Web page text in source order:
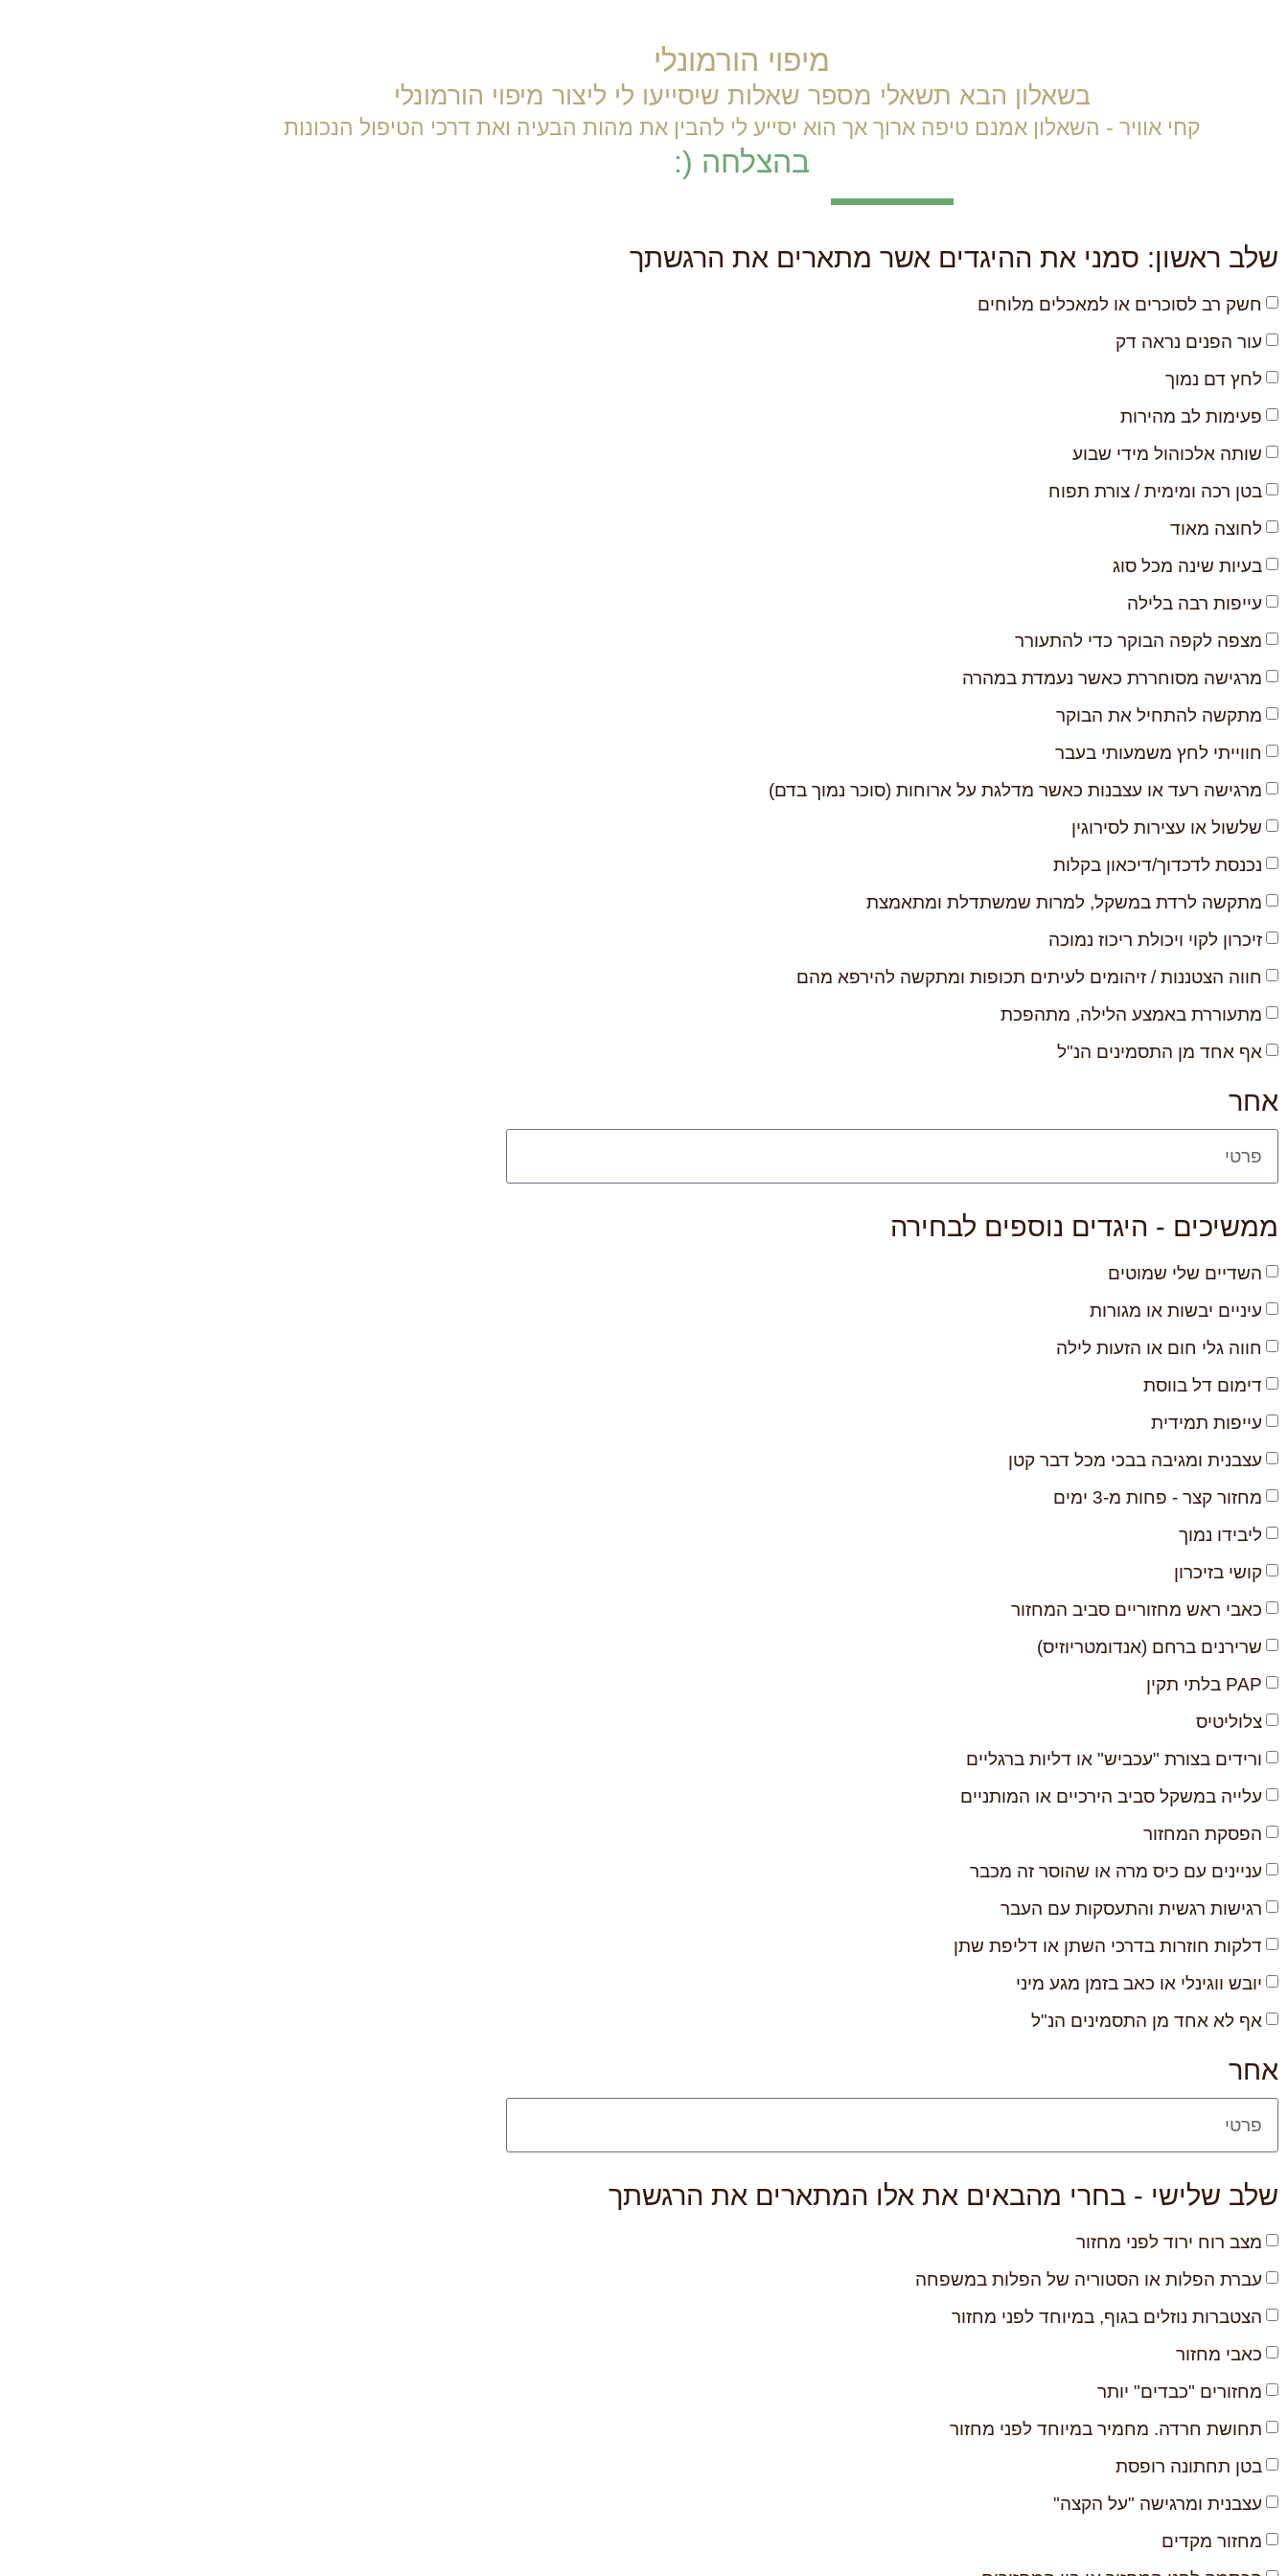
מיפוי הורמונלי
בשאלון הבא תשאלי מספר שאלות שיסייעו לי ליצור מיפוי הורמונלי
קחי אוויר - השאלון אמנם טיפה ארוך אך הוא יסייע לי להבין את מהות הבעיה ואת דרכי הטיפול הנכונות
בהצלחה (:
שלב ראשון: סמני את ההיגדים אשר מתארים את הרגשתך
חשק רב לסוכרים או למאכלים מלוחים
עור הפנים נראה דק
לחץ דם נמוך
פעימות לב מהירות
שותה אלכוהול מידי שבוע
בטן רכה ומימית / צורת תפוח
לחוצה מאוד
בעיות שינה מכל סוג
עייפות רבה בלילה
מצפה לקפה הבוקר כדי להתעורר
מרגישה מסוחררת כאשר נעמדת במהרה
מתקשה להתחיל את הבוקר
חווייתי לחץ משמעותי בעבר
מרגישה רעד או עצבנות כאשר מדלגת על ארוחות (סוכר נמוך בדם)
שלשול או עצירות לסירוגין
נכנסת לדכדוך/דיכאון בקלות
מתקשה לרדת במשקל, למרות שמשתדלת ומתאמצת
זיכרון לקוי ויכולת ריכוז נמוכה
חווה הצטננות / זיהומים לעיתים תכופות ומתקשה להירפא מהם
מתעוררת באמצע הלילה, מתהפכת
אף אחד מן התסמינים הנ"ל
אחר
ממשיכים - היגדים נוספים לבחירה
השדיים שלי שמוטים
עיניים יבשות או מגורות
חווה גלי חום או הזעות לילה
דימום דל בווסת
עייפות תמידית
עצבנית ומגיבה בבכי מכל דבר קטן
מחזור קצר - פחות מ-3 ימים
ליבידו נמוך
קושי בזיכרון
כאבי ראש מחזוריים סביב המחזור
שרירנים ברחם (אנדומטריוזיס)
PAP בלתי תקין
צלוליטיס
ורידים בצורת "עכביש" או דליות ברגליים
עלייה במשקל סביב הירכיים או המותניים
הפסקת המחזור
עניינים עם כיס מרה או שהוסר זה מכבר
רגישות רגשית והתעסקות עם העבר
דלקות חוזרות בדרכי השתן או דליפת שתן
יובש ווגינלי או כאב בזמן מגע מיני
אף לא אחד מן התסמינים הנ"ל
אחר
שלב שלישי - בחרי מהבאים את אלו המתארים את הרגשתך
מצב רוח ירוד לפני מחזור
עברת הפלות או הסטוריה של הפלות במשפחה
הצטברות נוזלים בגוף, במיוחד לפני מחזור
כאבי מחזור
מחזורים "כבדים" יותר
תחושת חרדה. מחמיר במיוחד לפני מחזור
בטן תחתונה רופסת
עצבנית ומרגישה "על הקצה"
מחזור מקדים